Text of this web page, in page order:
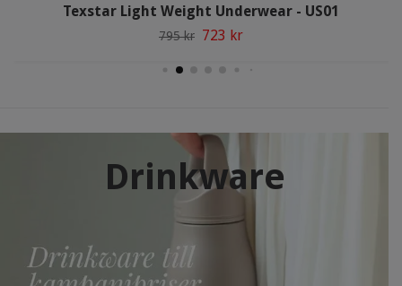
Drinkware
Texstar Light Weight Underwear - US01
795 kr 723 kr